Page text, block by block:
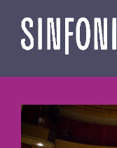
sisältöön